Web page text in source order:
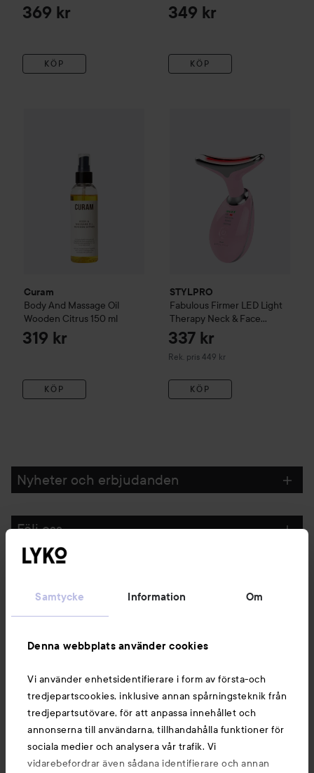
Samtycke Information Om
Denna webbplats använder cookies
Vi använder enhetsidentifierare i form av första-och
tredjepartscookies, inklusive annan spårningsteknik från
tredjepartsutövare, för att anpassa innehållet och
annonserna till användarna, tillhandahålla funktioner för
sociala medier och analysera vår trafik. Vi
vidarebefordrar även sådana identifierare och annan
369 kr
KÖP
349 kr
KÖP
Curam
Body And Massage Oil
Wooden Citrus 150 ml
319 kr
KÖP
STYLPRO
Fabulous Firmer LED Light
Therapy Neck & Face
Smoother
337 kr
Rek. pris 449 kr
Rekommenderat pris 449 kr
KÖP
Nyheter och erbjudanden
Följ oss
Du kanske också gillar